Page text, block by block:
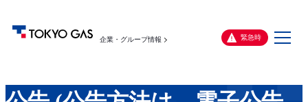
企業・グループ情報 緊急時
メ